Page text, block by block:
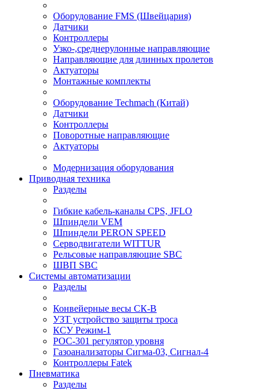
Оборудование FMS (Швейцария)
Датчики
Контроллеры
Узко-,среднерулонные направляющие
Направляющие для длинных пролетов
Актуаторы
Монтажные комплекты
Оборудование Techmach (Китай)
Датчики
Контроллеры
Поворотные направляющие
Актуаторы
Модернизация оборудования
Приводная техника
Разделы
Гибкие кабель-каналы CPS, JFLO
Шпиндели VEM
Шпиндели PERON SPEED
Серводвигатели WITTUR
Рельсовые направляющие SBC
ШВП SBC
Системы автоматизации
Разделы
Конвейерные весы СК-В
УЗТ устройство защиты троса
КСУ Режим-1
РОС-301 регулятор уровня
Газоанализаторы Сигма-03, Сигнал-4
Контроллеры Fatek
Пневматика
Разделы